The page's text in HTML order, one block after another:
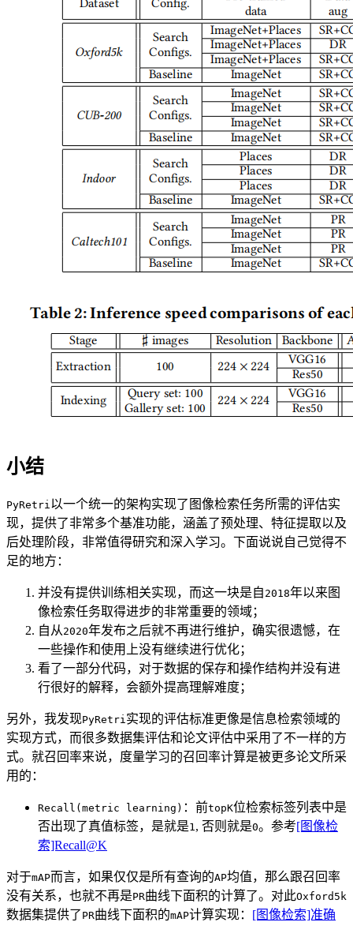
小结
PyRetri以一个统一的架构实现了图像检索任务所需的评估实
现，提供了非常多个基准功能，涵盖了预处理、特征提取以及
后处理阶段，非常值得研究和深入学习。下面说说自己觉得不
足的地方：
并没有提供训练相关实现，而这一块是自 2018年以来图
像检索任务取得进步的非常重要的领域；
自从2020年发布之后就不再进行维护，确实很遗憾，在
一些操作和使用上没有继续进行优化；
看了一部分代码，对于数据的保存和操作结构并没有进
行很好的解释，会额外提高理解难度；
另外，我发现PyRetri实现的评估标准更像是信息检索领域的
实现方式，而很多数据集评估和论文评估中采用了不一样的方
式。就召回率来说，度量学习的召回率计算是被更多论文所采
用的：
Recall(metric learning) ：前topK位检索标签列表中是
否出现了真值标签，是就是1, 否则就是0。参考[图像检
索]Recall@K
对于mAP而言，如果仅仅是所有查询的AP均值，那么跟召回率
没有关系，也就不再是PR曲线下面积的计算了。对此Oxford5k
数据集提供了 PR曲线下面积的mAP计算实现： [图像检索]准确